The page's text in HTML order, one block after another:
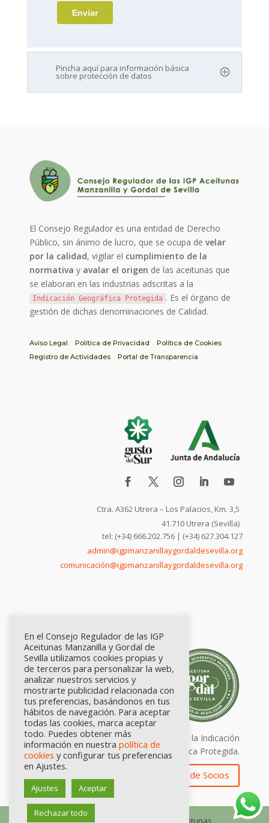
Pincha aquí para información básica
sobre protección de datos
El Consejo Regulador es una entidad de Derecho
Público, sin ánimo de lucro, que se ocupa develar
por la calidad, vigilar el cumplimiento de la
normativa y avalar el origen de las aceitunas que
se elaboran en las industrias adscritas a la
Indicación Geográfica Protegida . Es el órgano de
gestión de dichas denominaciones de Calidad.
Aviso Legal Política de Privacidad
Política de Cookies
Registro de Actividades
Portal de Transparencia
Ctra. A362 Utrera – Los Palacios, Km. 3,5
41.710 Utrera (Sevilla)
tel: (+34) 666.202.756 | (+34) 627.304.127
admin@igpmanzanillaygordaldesevilla.org
comunicación@igpmanzanillaygordaldesevilla.org
Calidad certificada por Origen. Sellos de la Indicación
Geográfica Protegida.
Zona de Socios
© Consejo Regulador de las IGP Aceitunas
En el Consejo Regulador de las IGP
Aceitunas Manzanilla y Gordal de
Sevilla utilizamos cookies propias y
de terceros para personalizar la web,
analizar nuestros servicios y
mostrarte publicidad relacionada con
tus preferencias, basándonos en tus
hábitos de navegación. Para aceptar
todas las cookies, marca aceptar
todo. Puedes obtener más
información en nuestra política de
cookies y configurar tus preferencias
en Ajustes.
Ajustes Aceptar
Rechazar todo